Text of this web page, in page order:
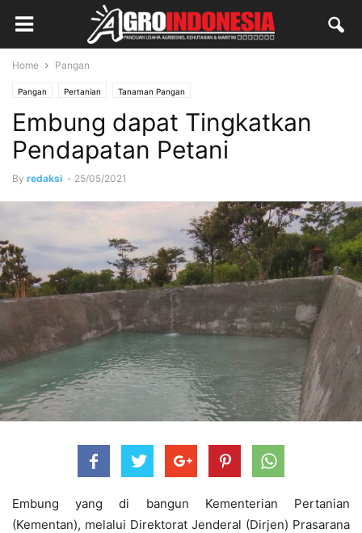
Home Pangan
Pangan Pertanian Tanaman Pangan
Embung dapat Tingkatkan
Pendapatan Petani
By redaksi - 25/05/2021
Embung yang di bangun Kementerian Pertanian
(Kementan), melalui Direktorat Jenderal (Dirjen) Prasarana